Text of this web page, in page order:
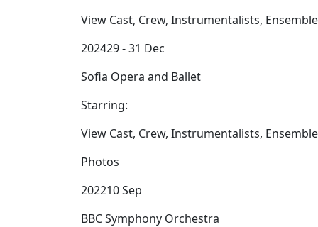
View Cast, Crew, Instrumentalists,
202429 - 31 Dec
Sofia Opera and Ballet
Starring:
View Cast, Crew, Instrumentalists,
Photos
202210 Sep
BBC Symphony Orchestra